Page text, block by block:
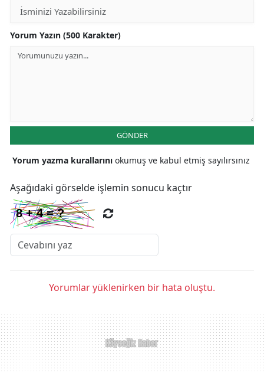
Yorum Yazın (500 Karakter)
GÖNDER
Yorum yazma kurallarını okumuş ve kabul etmiş sayılırsınız
Aşağıdaki görselde işlemin sonucu kaçtır
Yorumlar yüklenirken bir hata oluştu.